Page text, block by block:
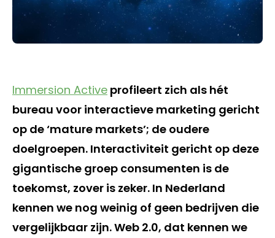
Immersion Active profileert zich als hét
bureau voor interactieve marketing gericht
op de ‘mature markets’; de oudere
doelgroepen. Interactiviteit gericht op deze
gigantische groep consumenten is de
toekomst, zover is zeker. In Nederland
kennen we nog weinig of geen bedrijven die
vergelijkbaar zijn. Web 2.0, dat kennen we